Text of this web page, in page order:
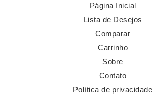
Página Inicial
Lista de Desejos
Comparar
Carrinho
Sobre
Contato
Política de privacidade